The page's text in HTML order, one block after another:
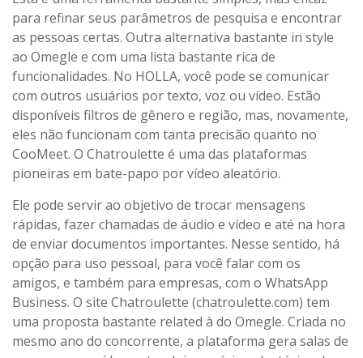
para refinar seus parâmetros de pesquisa e encontrar
as pessoas certas. Outra alternativa bastante in style
ao Omegle e com uma lista bastante rica de
funcionalidades. No HOLLA, você pode se comunicar
com outros usuários por texto, voz ou vídeo. Estão
disponíveis filtros de gênero e região, mas, novamente,
eles não funcionam com tanta precisão quanto no
CooMeet. O Chatroulette é uma das plataformas
pioneiras em bate-papo por vídeo aleatório.
Ele pode servir ao objetivo de trocar mensagens
rápidas, fazer chamadas de áudio e vídeo e até na hora
de enviar documentos importantes. Nesse sentido, há
opção para uso pessoal, para você falar com os
amigos, e também para empresas, com o WhatsApp
Business. O site Chatroulette (chatroulette.com) tem
uma proposta bastante related à do Omegle. Criada no
mesmo ano do concorrente, a plataforma gera salas de